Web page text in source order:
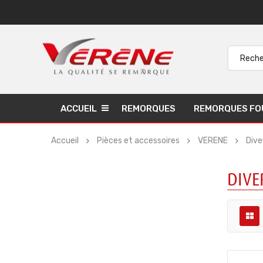
ACCUEIL REMORQUES REMORQUES
Accueil Pièces et accessoires VERENE